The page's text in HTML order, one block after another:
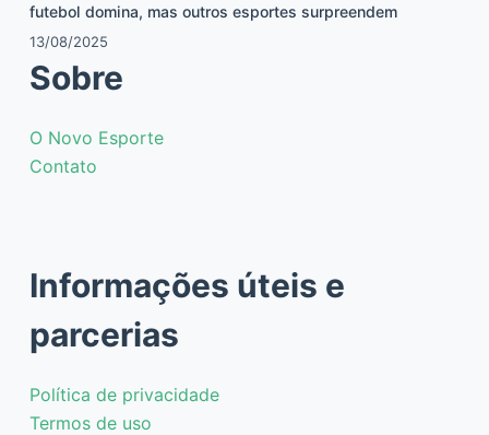
futebol domina, mas outros esportes surpreendem
13/08/2025
Sobre
O Novo Esporte
Contato
Informações úteis e
parcerias
Política de privacidade
Termos de uso